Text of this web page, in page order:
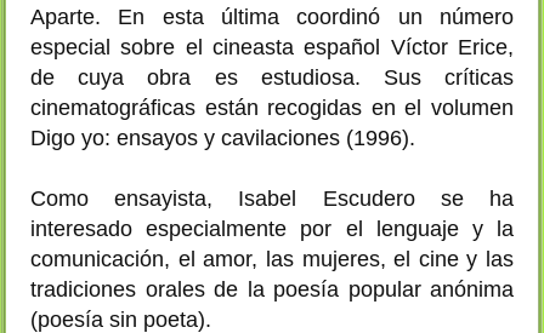
Aparte. En esta última coordinó un número
especial sobre el cineasta español Víctor Erice,
de cuya obra es estudiosa. Sus críticas
cinematográficas están recogidas en el volumen
Digo yo: ensayos y cavilaciones (1996).
Como ensayista, Isabel Escudero se ha
interesado especialmente por el lenguaje y la
comunicación, el amor, las mujeres, el cine y las
tradiciones orales de la poesía popular anónima
(poesía sin poeta).